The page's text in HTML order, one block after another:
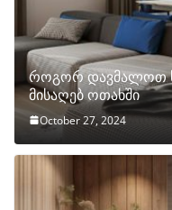
როგორ დავმალოთ
მისაღებ ოთახში
October 27, 2024